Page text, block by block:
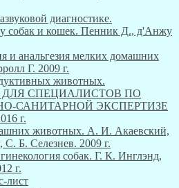
диагностике.
собак и кошек. Пенник Д., д'Анжу
и анальгезия мелких домашних
Г. 2009 г.
животных.
СПЕЦИАЛИСТОВ ПО
САНИТАРНОЙ ЭКСПЕРТИЗЕ
г.
животных. А. И. Акаевский,
Б. Селезнев. 2009 г.
собак. Г. К. Инглэнд,
г.
лист